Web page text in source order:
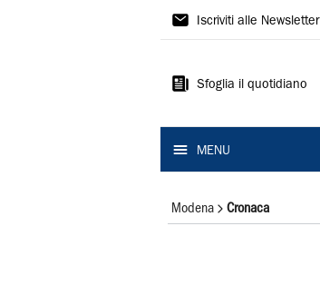
Gazzetta
Modena
Iscriviti alle Newsletter
Sfoglia il quotidiano
MENU
Modena Cronaca